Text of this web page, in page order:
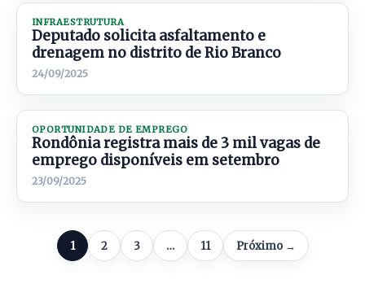
INFRAESTRUTURA
Deputado solicita asfaltamento e
drenagem no distrito de Rio Branco
24/09/2025
OPORTUNIDADE DE EMPREGO
Rondônia registra mais de 3 mil vagas de
emprego disponíveis em setembro
23/09/2025
1 2 3 … 11 Próximo →